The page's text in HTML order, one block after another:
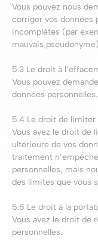
Vous pouvez nous
corriger vos données
incomplètes (par
mauvais
5.3 Le droit à
Vous pouvez
données personnelles.
5.4 Le droit de
Vous avez le droit de
ultérieure de vos
traitement
personnelles, mais
des limites que vous
5.5 Le droit à la
Vous avez le droit de
personnelles.